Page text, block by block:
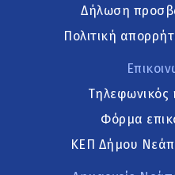
Δήλωση
Πολιτική
Τηλεφωνικός
Φόρμα
ΚΕΠ Δήμου